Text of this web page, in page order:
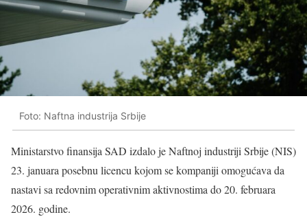
Foto: Naftna industrija Srbije
Ministarstvo finansija SAD izdalo je Naftnoj industriji Srbije (NIS)
23. januara posebnu licencu kojom se kompaniji omogućava da
nastavi sa redovnim operativnim aktivnostima do 20. februara
2026. godine.